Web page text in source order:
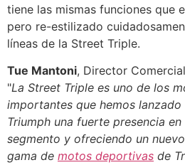
tiene las mismas funciones que
pero re-estilizado
líneas de la Street Triple.
Tue Mantoni, Director
"La Street Triple es uno de los
importantes que hemos
Triumph una fuerte presencia
segmento y ofreciendo un
gama de motos deportivas de